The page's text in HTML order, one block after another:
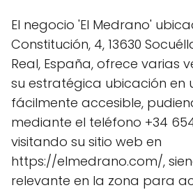
El negocio 'El Medrano'
Constitución, 4, 13630
Real, España, ofrece varias
su estratégica ubicación en
fácilmente accesible,
mediante el teléfono +34
visitando su sitio web en
https://elmedrano.com/,
relevante en la zona para